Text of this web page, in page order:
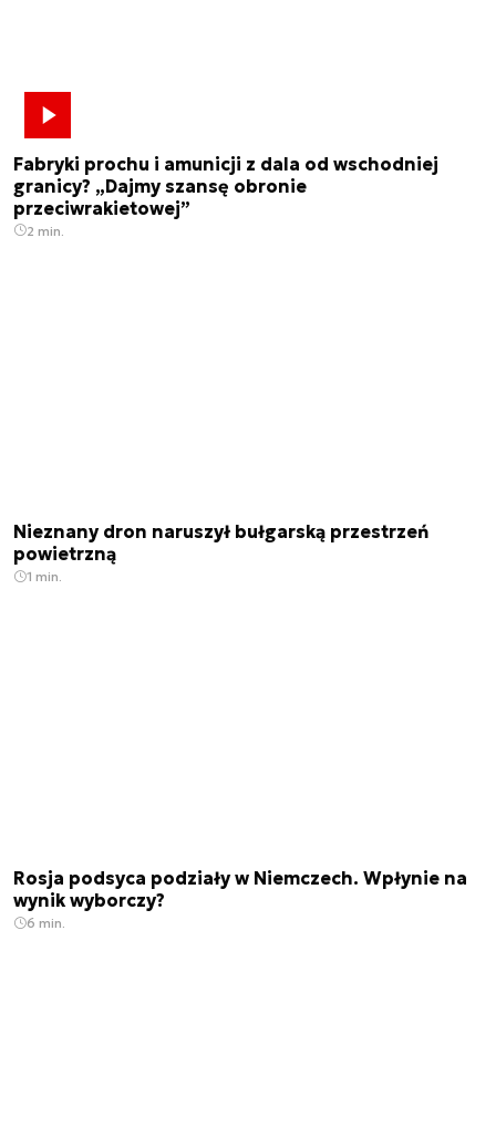
Fabryki prochu i amunicji z dala od wschodniej
granicy? „Dajmy szansę obronie
przeciwrakietowej”
2 min.
Nieznany dron naruszył bułgarską przestrzeń
powietrzną
1 min.
Rosja podsyca podziały w Niemczech. Wpłynie na
wynik wyborczy?
6 min.